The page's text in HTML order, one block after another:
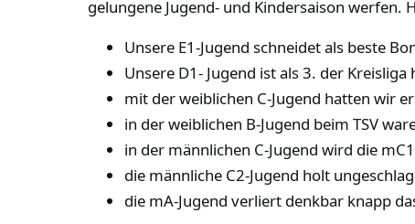
gelungene Jugend- und Kindersaison werfen.
Unsere E1-Jugend schneidet als beste
Unsere D1- Jugend ist als 3. der
mit der weiblichen C-Jugend hatten wir
in der weiblichen B-Jugend beim TSV
in der männlichen C-Jugend wird die
die männliche C2-Jugend holt
die mA-Jugend verliert denkbar knapp